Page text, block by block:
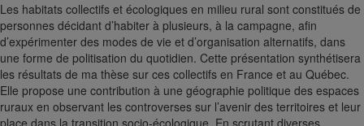
Les habitats collectifs et écologiques en milieu rural sont constitués de
personnes décidant d’habiter à plusieurs, à la campagne, afin
d’expérimenter des modes de vie et d’organisation alternatifs, dans
une forme de politisation du quotidien. Cette présentation synthétisera
les résultats de ma thèse sur ces collectifs en France et au Québec.
Elle propose une contribution à une géographie politique des espaces
ruraux en observant les controverses sur l’avenir des territoires et leur
place dans la transition socio-écologique. En scrutant diverses